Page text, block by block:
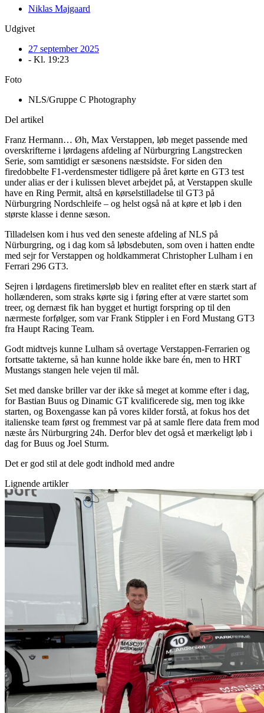
Niklas Majgaard
Udgivet
27 september 2025
- Kl. 19:23
Foto
NLS/Gruppe C Photography
Del artikel
Franz Hermann… Øh, Max Verstappen, løb meget passende med
overskrifterne i lørdagens afdeling af Nürburgring Langstrecken
Serie, som samtidigt er sæsonens næstsidste. For siden den
firedobbelte F1-verdensmester tidligere på året kørte en GT3 test
under alias er der i kulissen blevet arbejdet på, at Verstappen skulle
have en Ring Permit, altså en kørselstilladelse til GT3 på
Nürburgring Nordschleife – og helst også nå at køre et løb i den
største klasse i denne sæson.
Tilladelsen kom i hus ved den seneste afdeling af NLS på
Nürburgring, og i dag kom så løbsdebuten, som oven i hatten endte
med sejr for Verstappen og holdkammerat Christopher Lulham i en
Ferrari 296 GT3.
Sejren i lørdagens firetimersløb blev en realitet efter en stærk start af
hollænderen, som straks kørte sig i føring efter at være startet som
treer, og dernæst fik han bygget et hurtigt forspring op til den
nærmeste forfølger, som var Frank Stippler i en Ford Mustang GT3
fra Haupt Racing Team.
Godt midtvejs kunne Lulham så overtage Verstappen-Ferrarien og
fortsatte takterne, så han kunne holde ikke bare én, men to HRT
Mustangs stangen hele vejen til mål.
Set med danske briller var der ikke så meget at komme efter i dag,
for Bastian Buus og Dinamic GT kvalificerede sig, men tog ikke
starten, og Boxengasse kan på vores kilder forstå, at fokus hos det
italienske team først og fremmest var på at samle flere data frem mod
næste års Nürburgring 24h. Derfor blev det også et mærkeligt løb i
dag for Buus og Joel Sturm.
Det er god stil at dele godt indhold med andre
Lignende artikler